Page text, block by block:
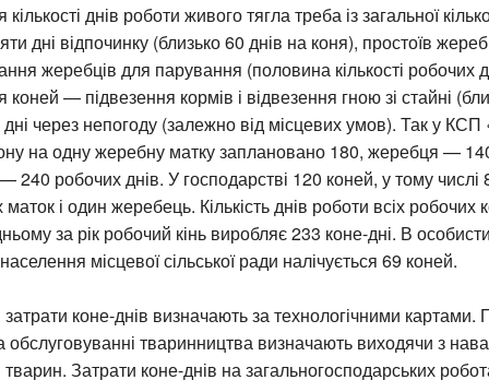
днів роботи живого тягла треба із загальної
дні відпочинку (близько 60 днів на коня), простоїв
жеребців для парування (половина кількості робочих
коней — підвезення кормів і відвезення гною зі стайні
дні через непогоду (залежно від місцевих умов). Так у
на одну жеребну матку заплановано 180, жеребця —
240 робочих днів. У господарстві 120 коней, у тому числі
і один жеребець. Кількість днів роботи всіх робочих
за рік робочий кінь виробляє 233 коне-дні. В
місцевої сільської ради налічується 69 коней.
коне-днів визначають за технологічними картами.
обслуговуванні тваринництва визначають виходячи з
тварин. Затрати коне-днів на загальногосподарських